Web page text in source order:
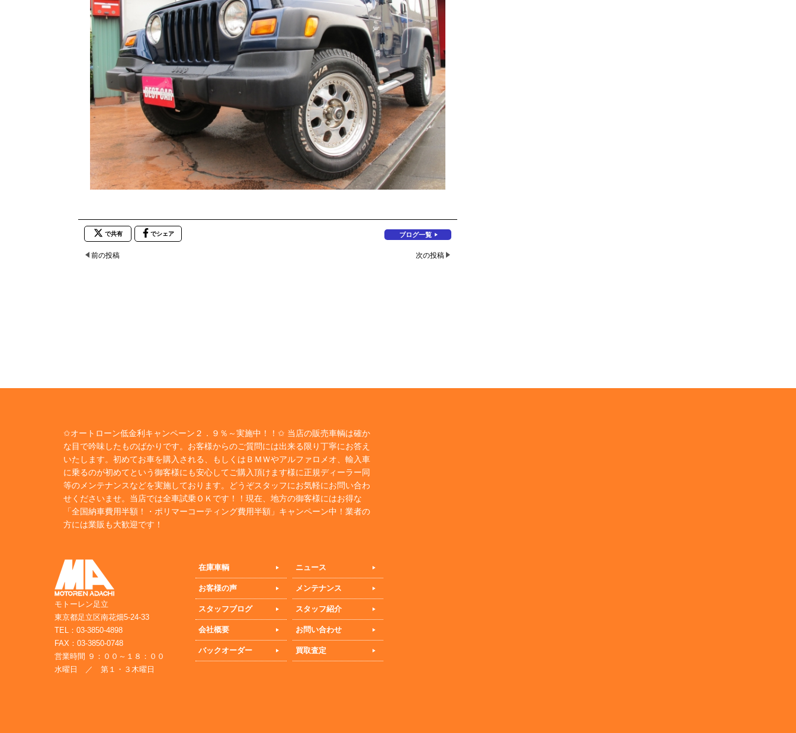
で共有 でシェア ブログ一覧
前の投稿 次の投稿
✩オートローン低金利キャンペーン２．９％～実施中！！✩ 当店の販売車輌は確か
な目で吟味したものばかりです。お客様からのご質問には出来る限り丁寧にお答え
いたします。初めてお車を購入される、もしくはＢＭＷやアルファロメオ、輸入車
に乗るのが初めてという御客様にも安心してご購入頂けます様に正規ディーラー同
等のメンテナンスなどを実施しております。どうぞスタッフにお気軽にお問い合わ
せくださいませ。当店では全車試乗ＯＫです！！現在、地方の御客様にはお得な
「全国納車費用半額！・ポリマーコーティング費用半額」キャンペーン中！業者の
方には業販も大歓迎です！
モトーレン足立
東京都足立区南花畑5-24-33
TEL：03-3850-4898
FAX：03-3850-0748
営業時間 ９：００～１８：００
水曜日 ／ 第１・３木曜日
在庫車輌 ニュース
お客様の声 メンテナンス
スタッフブログ スタッフ紹介
会社概要 お問い合わせ
バックオーダー 買取査定